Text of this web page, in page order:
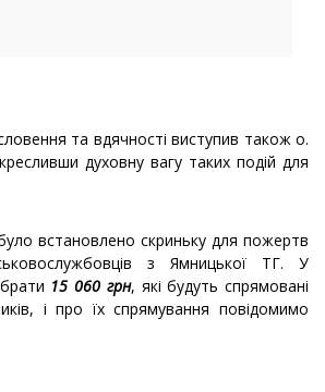
та вдячності виступив також о.
духовну вагу таких подій для
встановлено скриньку для пожертв
з Ямницької ТГ. У
15 060 грн, які будуть спрямовані
і про їх спрямування повідомимо